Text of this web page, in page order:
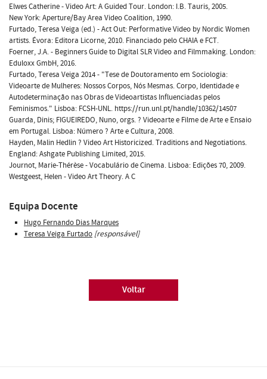
Elwes Catherine - Video Art: A Guided Tour. London: I.B. Tauris, 2005.
New York: Aperture/Bay Area Video Coalition, 1990.
Furtado, Teresa Veiga (ed.) - Act Out: Performative Video by Nordic Women
artists. Évora: Editora Licorne, 2010. Financiado pelo CHAIA e FCT.
Foerner, J.A. - Beginners Guide to Digital SLR Video and Filmmaking. London:
Eduloxx GmbH, 2016.
Furtado, Teresa Veiga 2014 - "Tese de Doutoramento em Sociologia:
Videoarte de Mulheres: Nossos Corpos, Nós Mesmas. Corpo, Identidade e
Autodeterminação nas Obras de Videoartistas Influenciadas pelos
Feminismos." Lisboa: FCSH-UNL. https://run.unl.pt/handle/10362/14507
Guarda, Dinis; FIGUEIREDO, Nuno, orgs. ? Videoarte e Filme de Arte e Ensaio
em Portugal. Lisboa: Número ? Arte e Cultura, 2008.
Hayden, Malin Hedlin ? Video Art Historicized. Traditions and Negotiations.
England: Ashgate Publishing Limited, 2015.
Journot, Marie-Thérèse - Vocabulário de Cinema. Lisboa: Edições 70, 2009.
Westgeest, Helen - Video Art Theory. A C
Equipa Docente
Hugo Fernando Dias Marques
Teresa Veiga Furtado [responsável]
Voltar